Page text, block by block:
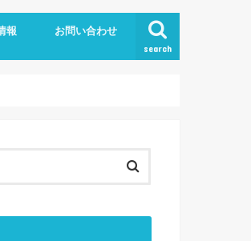
search
報 お問い合わせ